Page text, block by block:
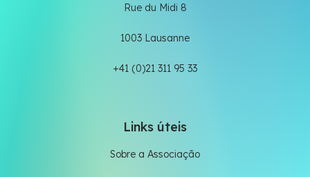
Rue du Midi 8
1003 Lausanne
+41 (0)21 311 95 33
Links úteis
Sobre a Associação